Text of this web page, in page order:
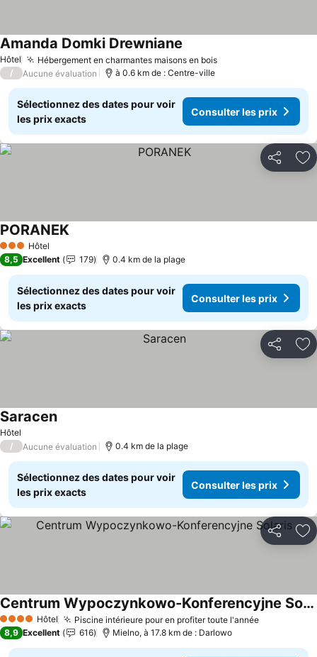
Hôtel Hébergement en charmantes maisons en boisConsulter les prix
Amanda Domki Drewniane
/ Aucune évaluation à 0.6 km de : Centre-ville
Sélectionnez des dates pour voir
les prix exacts
Consulter les prix
Partager
3 ÉtoilesHôtel
PORANEKConsulter les prix
8,5 Excellent 179 0.4 km de la plage
Sélectionnez des dates pour voir
les prix exacts
Consulter les prix
Partager
Hôtel
SaracenConsulter les prix
/ Aucune évaluation 0.4 km de la plage
Sélectionnez des dates pour voir
les prix exacts
Consulter les prix
Partager
4 Étoiles Hôtel Piscine intérieure pour en profiter toute l'annéeConsulter
Centrum Wypoczynkowo-Konferencyjne Solaris
Consulter les prix
8,9 Excellent 616 Mielno, à 17.8 km de : Darlowo